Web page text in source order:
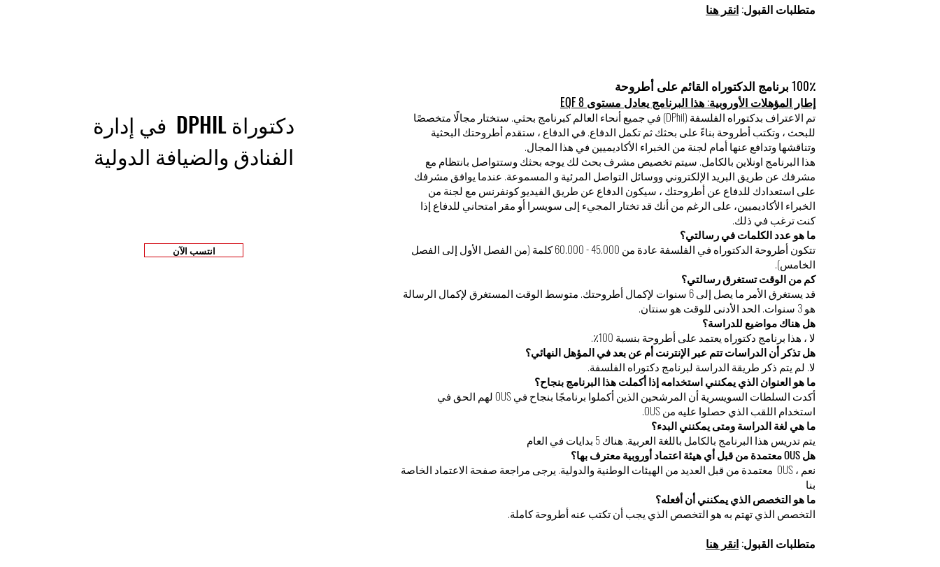
متطلبات القبول: انقر هنا
دكتوراة DPHIL في إدارة
الفنادق والضيافة الدولية
انتسب الآن
100٪ برنامج الدكتوراه القائم على أطروحة
إطار المؤهلات الأوروبية: هذا البرنامج يعادل مستوى EQF 8
تم الاعتراف بدكتوراه الفلسفة (DPhil) في جميع أنحاء العالم كبرنامج بحثي. ستختار مجالًا متخصصًا
للبحث ، وتكتب أطروحة بناءً على بحثك ثم تكمل الدفاع. في الدفاع ، ستقدم أطروحتك البحثية
وتناقشها وتدافع عنها أمام لجنة من الخبراء الأكاديميين في هذا المجال.
هذا البرنامج اونلاين بالكامل. سيتم تخصيص مشرف بحث لك يوجه بحثك وستتواصل بانتظام مع
مشرفك عن طريق البريد الإلكتروني ووسائل التواصل المرئية و المسموعة. عندما يوافق مشرفك
على استعدادك للدفاع عن أطروحتك ، سيكون الدفاع عن طريق الفيديو كونفرنس مع لجنة من
الخبراء الأكاديميين، على الرغم من أنك قد تختار المجيء إلى سويسرا أو مقر امتحاني للدفاع إذا
كنت ترغب في ذلك.
ما هو عدد الكلمات في رسالتي؟
تتكون أطروحة الدكتوراه في الفلسفة عادة من 45.000 - 60.000 كلمة (من الفصل الأول إلى الفصل
الخامس).
كم من الوقت تستغرق رسالتي؟
قد يستغرق الأمر ما يصل إلى 6 سنوات لإكمال أطروحتك. متوسط الوقت المستغرق لإكمال الرسالة
هو 3 سنوات. الحد الأدنى للوقت هو سنتان.
هل هناك مواضيع للدراسة؟
لا ، هذا برنامج دكتوراه يعتمد على أطروحة بنسبة 100٪.
هل تذكر أن الدراسات تتم عبر الإنترنت أم عن بعد في المؤهل النهائي؟
لا. لم يتم ذكر طريقة الدراسة لبرنامج دكتوراه الفلسفة.
ما هو العنوان الذي يمكنني استخدامه إذا أكملت هذا البرنامج بنجاح؟
أكدت السلطات السويسرية أن المرشحين الذين أكملوا برنامجًا بنجاح في OUS لهم الحق في
استخدام اللقب الذي حصلوا عليه من OUS.
ما هي لغة الدراسة ومتى يمكنني البدء؟
يتم تدريس هذا البرنامج بالكامل باللغة العربية. هناك 5 بدايات في العام
هل OUS معتمدة من قبل أي هيئة اعتماد أوروبية معترف بها؟
نعم ، OUS معتمدة من قبل العديد من الهيئات الوطنية والدولية. يرجى مراجعة صفحة الاعتماد الخاصة
بنا
ما هو التخصص الذي يمكنني أن أفعله؟
التخصص الذي تهتم به هو التخصص الذي يجب أن تكتب عنه أطروحة كاملة.
متطلبات القبول: انقر هنا